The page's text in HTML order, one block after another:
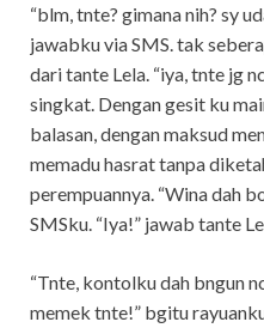
“blm, tnte? gimana nih? sy
jawabku via SMS. tak
dari tante Lela. “iya, tnte jg
singkat. Dengan gesit ku
balasan, dengan maksud
memadu hasrat tanpa
perempuannya. “Wina dah
SMSku. “Iya!” jawab tante
“Tnte, kontolku dah bngun
memek tnte!” bgitu